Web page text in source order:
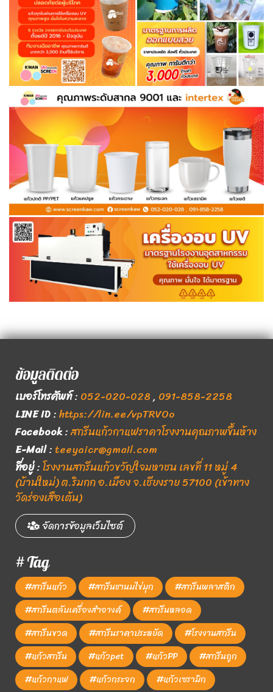
ข้อมูลติดต่อ
เบอร์โทรศัพท์: 052-020-028, 091-858-2258
LINE ID:https://lin.ee/vpTRVOo
Facebook:สกรีนแก้วกาแฟราคาโรงงานคุณภาพขึ้นห้าง
E-Mail:teeyaicr@gmail.com
ที่อยู่:โรงงานสกรีนแก้วขวัญใจมหาชน เลขที่ 11 หมู่ 4
(บ้านใหม่) ต.ริมกก อ.เมือง จ.เชียงราย 57100 (เข้าทาง
วัดร่องเสือเต้น)
จัดการข้อมูลเว็บไซต์
# Tag
#สกรีนแก้ว #สกรีนชานมไข่มุก
#สกรีนพลาสติก
#สกรีนตลับเครื่องสำอางค์
#สกรีนหลอด
#สกรีนขวด
#สกรีนราคาประหยัด
#โรงงานสกรีน
#แก้วสกรีน
#แก้วpet #แก้วPP
#สกรีนถูก
#แก้วกาแฟ
#แก้วกระจก #แก้วเซรามิก